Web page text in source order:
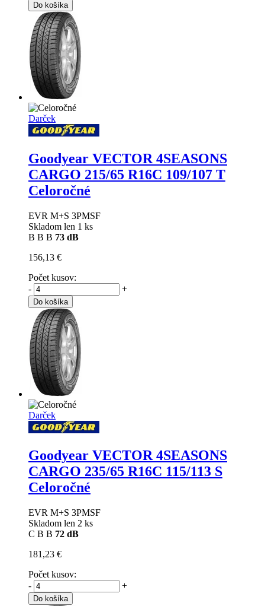
Do košíka
Darček
Goodyear VECTOR 4SEASONS
CARGO 215/65 R16C 109/107 T
Celoročné
EVR M+S 3PMSF
Skladom len 1 ks
B B B 73 dB
156,13 €
Počet kusov:
-
+
Do košíka
Darček
Goodyear VECTOR 4SEASONS
CARGO 235/65 R16C 115/113 S
Celoročné
EVR M+S 3PMSF
Skladom len 2 ks
C B B 72 dB
181,23 €
Počet kusov:
-
+
Do košíka